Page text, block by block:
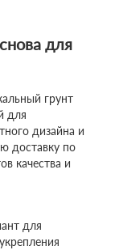
для
грунт
для
дизайна и
доставку по
качества и
для